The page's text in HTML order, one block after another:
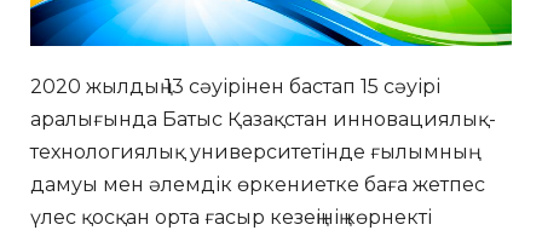
2020 жылдың 13 сәуірінен бастап 15 сәуірі
аралығында Батыс Қазақстан инновациялық-
технологиялық университетінде ғылымның
дамуы мен әлемдік өркениетке баға жетпес
үлес қосқан орта ғасыр кезеңінің көрнекті